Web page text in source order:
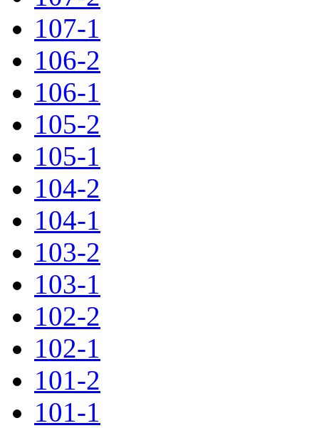
107-1
106-2
106-1
105-2
105-1
104-2
104-1
103-2
103-1
102-2
102-1
101-2
101-1